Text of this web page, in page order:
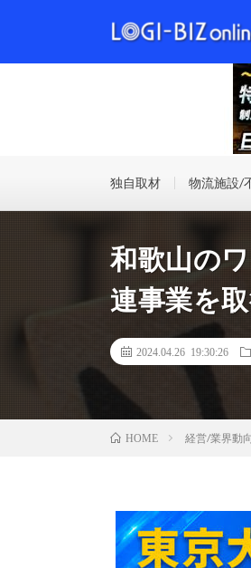
独自取材 物流施設/
和歌山の
連事業を
2024.04.26 19:30:26
HOME 経営/業界動向